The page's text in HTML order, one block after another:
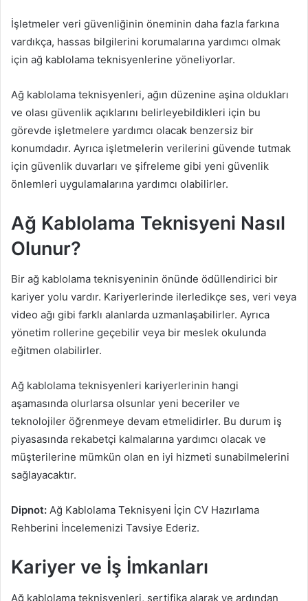
İşletmeler veri güvenliğinin öneminin daha fazla farkına
vardıkça, hassas bilgilerini korumalarına yardımcı olmak
için ağ kablolama teknisyenlerine yöneliyorlar.
Ağ kablolama teknisyenleri, ağın düzenine aşina oldukları
ve olası güvenlik açıklarını belirleyebildikleri için bu
görevde işletmelere yardımcı olacak benzersiz bir
konumdadır. Ayrıca işletmelerin verilerini güvende tutmak
için güvenlik duvarları ve şifreleme gibi yeni güvenlik
önlemleri uygulamalarına yardımcı olabilirler.
Ağ Kablolama Teknisyeni Nasıl
Olunur?
Bir ağ kablolama teknisyeninin önünde ödüllendirici bir
kariyer yolu vardır. Kariyerlerinde ilerledikçe ses, veri veya
video ağı gibi farklı alanlarda uzmanlaşabilirler. Ayrıca
yönetim rollerine geçebilir veya bir meslek okulunda
eğitmen olabilirler.
Ağ kablolama teknisyenleri kariyerlerinin hangi
aşamasında olurlarsa olsunlar yeni beceriler ve
teknolojiler öğrenmeye devam etmelidirler. Bu durum iş
piyasasında rekabetçi kalmalarına yardımcı olacak ve
müşterilerine mümkün olan en iyi hizmeti sunabilmelerini
sağlayacaktır.
Dipnot: Ağ Kablolama Teknisyeni İçin CV Hazırlama
Rehberini İncelemenizi Tavsiye Ederiz.
Kariyer ve İş İmkanları
Ağ kablolama teknisyenleri, sertifika alarak ve ardından